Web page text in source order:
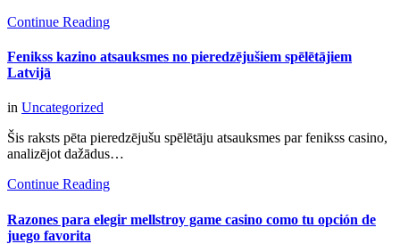
Continue Reading
Fenikss kazino atsauksmes no pieredzējušiem spēlētājiem
Latvijā
in Uncategorized
Šis raksts pēta pieredzējušu spēlētāju atsauksmes par fenikss casino,
analizējot dažādus…
Continue Reading
Razones para elegir mellstroy game casino como tu opción de
juego favorita